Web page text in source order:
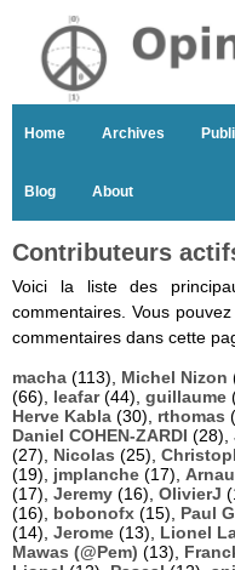
Home Archives
Blog About
Contributeurs
Voici la liste des
commentaires. Vous
commentaires dans cette
macha (113), Michel Nizon
(66), leafar(44), guillaume
Herve Kabla (30), rthomas
Daniel COHEN-ZARDI (28),
(27), Nicolas (25),
(19), jmplanche (17),
(17), Jeremy (16), OlivierJ
(16), bobonofx (15), Paul
(14), Jerome (13), Lionel
Mawas (@Pem) (13),